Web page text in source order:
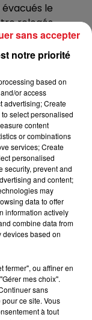
le
relogés,
voisine, victime
LA...
servait
notre priorité
based on
or access
advertising; Create
select personalised
content
or combinations
services; Create
personalised
security, prevent and
and content;
may
data to offer
information actively
combine data from
devices based on
fermer", ou affiner en
mes choix".
sans
ce site. Vous
à tout
sans accepter